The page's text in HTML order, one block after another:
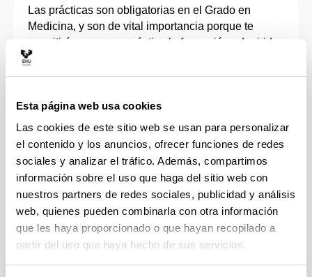
Esta página web usa cookies
Las cookies de este sitio web se usan para personalizar
el contenido y los anuncios, ofrecer funciones de redes
sociales y analizar el tráfico. Además, compartimos
información sobre el uso que haga del sitio web con
nuestros partners de redes sociales, publicidad y análisis
web, quienes pueden combinarla con otra información
que les haya proporcionado o que hayan recopilado a
partir del uso que haya hecho de sus servicios.
Las prácticas son obligatorias en el Grado en
Medicina, y son de vital importancia porque te
permitirán poner en práctica la formación adquirida
en el aula y en los diferentes laboratorios de
simulación. Contarás, además, con una amplia
En este grado, los tres últimos cursos se realizan en
las Unidades Docentes en los cuatro Hospitales
Universitarios (Basurto, Cruces, Vitoria-Gasteiz y
San Sebastián), donde se imparten prácticas
asociadas a los distintos servicios médicos
hospitalarios, constituyendo el sexto curso un
rotatorio íntegramente práctico. Además, en tercer
curso existe la posibilidad de realizar prácticas
externas.